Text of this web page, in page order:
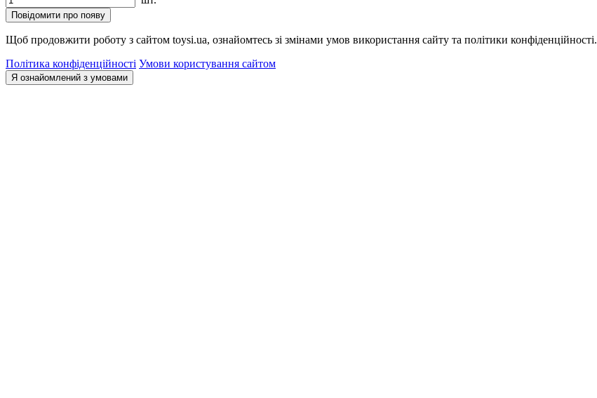
Повідомити про появу
Щоб продовжити роботу з сайтом toysi.ua, ознайомтесь зі змінами умов використання сайту та політики конфіденційності.
Політика конфіденційності Умови користування сайтом
Я ознайомлений з умовами